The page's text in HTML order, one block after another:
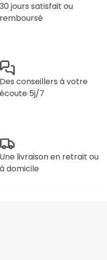
30 jours satisfait ou
remboursé
Des conseillers à votre
écoute 5j/7
Une livraison en retrait ou
à domicile